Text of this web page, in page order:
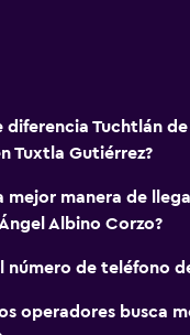
diferencia Tuchtlán
Tuxtla Gutiérrez?
mejor manera de
Albino Corzo?
número de teléfono
operadores busca